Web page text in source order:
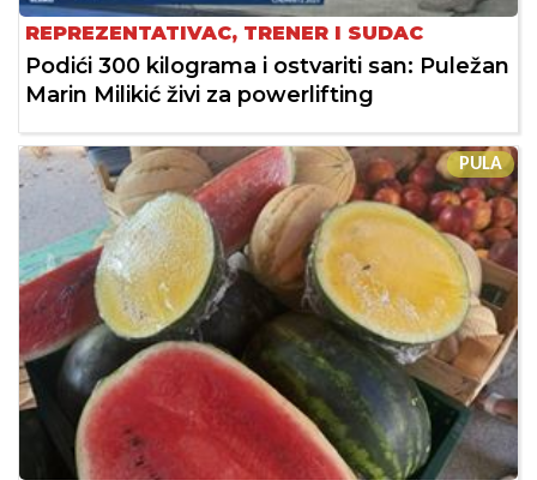
REPREZENTATIVAC, TRENER I SUDAC
Podići 300 kilograma i ostvariti san: Puležan
Marin Milikić živi za powerlifting
PULA